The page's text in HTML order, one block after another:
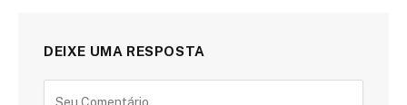
DEIXE UMA RESPOSTA